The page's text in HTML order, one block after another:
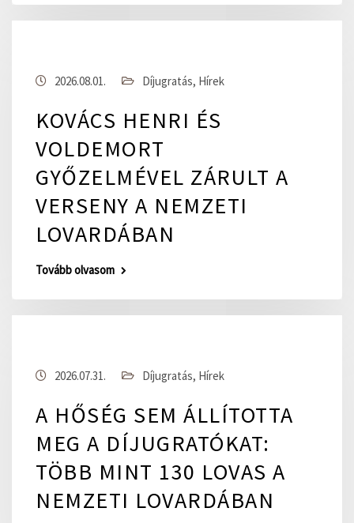
2026.08.01. Díjugratás, Hírek
KOVÁCS HENRI ÉS
VOLDEMORT
GYŐZELMÉVEL ZÁRULT A
VERSENY A NEMZETI
LOVARDÁBAN
Tovább olvasom
2026.07.31. Díjugratás, Hírek
A HŐSÉG SEM ÁLLÍTOTTA
MEG A DÍJUGRATÓKAT:
TÖBB MINT 130 LOVAS A
NEMZETI LOVARDÁBAN